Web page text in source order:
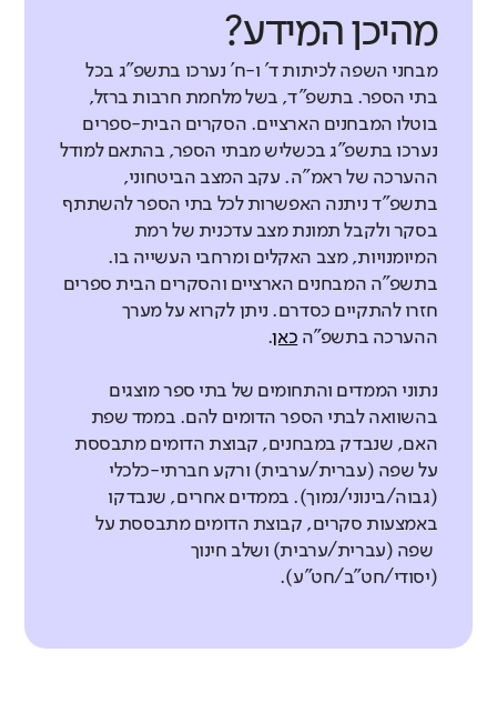
מהיכן המידע?
מבחני השפה לכיתות ד' ו-ח' נערכו בתשפ"ג בכל
בתי הספר. בתשפ"ד, בשל מלחמת חרבות ברזל,
בוטלו המבחנים הארציים. הסקרים הבית-ספרים
נערכו בתשפ"ג בכשליש מבתי הספר, בהתאם למודל
ההערכה של ראמ"ה. עקב המצב הביטחוני,
בתשפ"ד ניתנה האפשרות לכל בתי הספר להשתתף
בסקר ולקבל תמונת מצב עדכנית של רמת
המיומנויות, מצב האקלים ומרחבי העשייה בו.
בתשפ"ה המבחנים הארציים והסקרים הבית ספרים
חזרו להתקיים כסדרם. ניתן לקרוא על מערך
ההערכה בתשפ"ה כאן.
נתוני הממדים והתחומים של בתי ספר מוצגים
בהשוואה לבתי הספר הדומים להם. בממד שפת
האם, שנבדק במבחנים, קבוצת הדומים מתבססת
על שפה (עברית/ערבית) ורקע חברתי-כלכלי
(גבוה/בינוני/נמוך). בממדים אחרים, שנבדקו
באמצעות סקרים, קבוצת הדומים מתבססת על
שפה (עברית/ערבית) ושלב חינוך
(יסודי/חט"ב/חט"ע).